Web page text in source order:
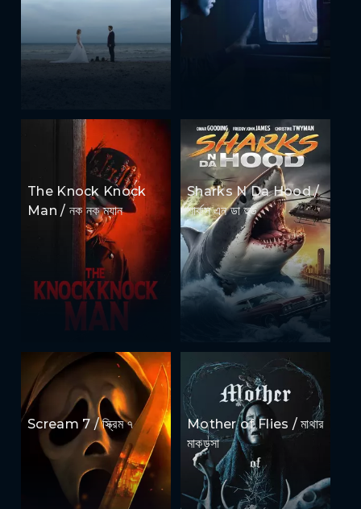
The Knock Knock
Man / নক নক ম্যান
Sharks N Da Hood /
শার্কস এন ডা হুড
Scream 7 / স্ক্রিম ৭
Mother of Flies / মাথার
মাকড়সা